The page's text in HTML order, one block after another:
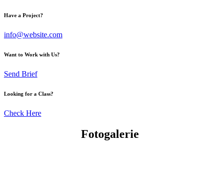
Have a Project?
info@website.com
Want to Work with Us?
Send Brief
Looking for a Class?
Check Here
Fotogalerie